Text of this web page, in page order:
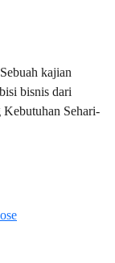
kajian
bisnis dari
Kebutuhan Sehari-